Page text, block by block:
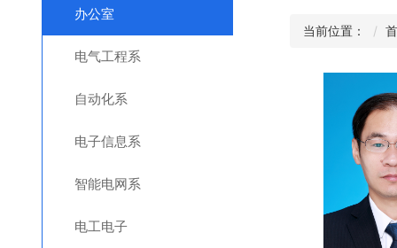
办公室
电气工程系
自动化系
电子信息系
智能电网系
电工电子
当前位置：